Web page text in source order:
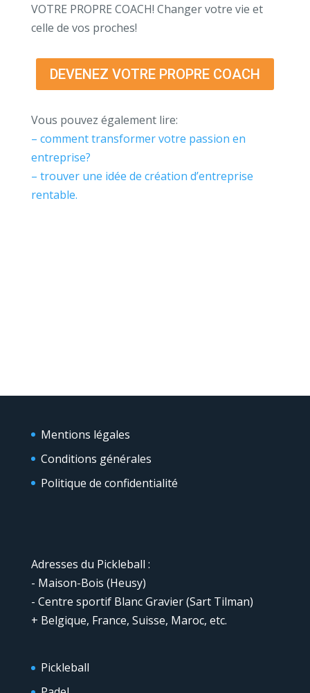
VOTRE PROPRE COACH! Changer votre vie et
celle de vos proches!
DEVENEZ VOTRE PROPRE COACH
Vous pouvez également lire:
– comment transformer votre passion en
entreprise?
– trouver une idée de création d’entreprise
rentable.
Mentions légales
Conditions générales
Politique de confidentialité
Adresses du Pickleball :
- Maison-Bois (Heusy)
- Centre sportif Blanc Gravier (Sart Tilman)
+ Belgique, France, Suisse, Maroc, etc.
Pickleball